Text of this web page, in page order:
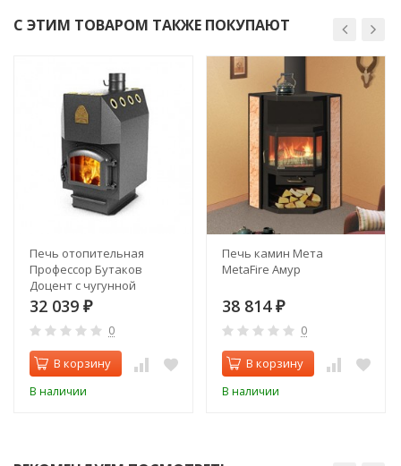
С ЭТИМ ТОВАРОМ ТАКЖЕ ПОКУПАЮТ
Печь отопительная
Профессор Бутаков
Доцент с чугунной
дверцей со стеклом
32 039 ₽
0
В корзину
В наличии
Печь камин Мета
MetaFire Амур
38 814 ₽
0
В корзину
В наличии